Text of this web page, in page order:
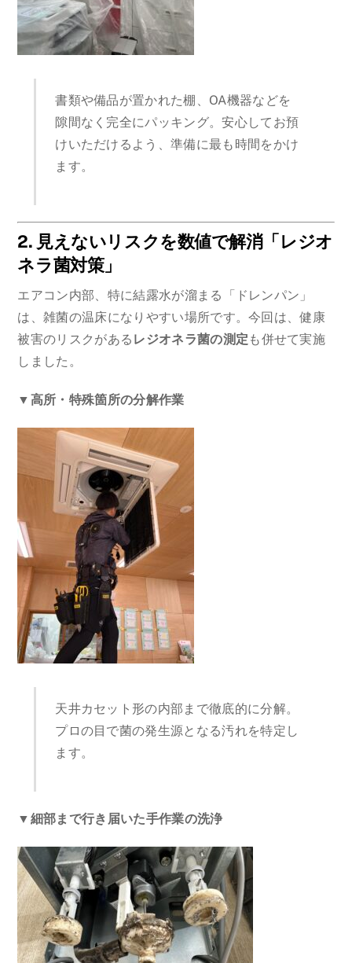
書類や備品が置かれた棚、OA機器などを
隙間なく完全にパッキング。安心してお預
けいただけるよう、準備に最も時間をかけ
ます。
2. 見えないリスクを数値で解消「レジオ
ネラ菌対策」
エアコン内部、特に結露水が溜まる「ドレンパン」
は、雑菌の温床になりやすい場所です。今回は、健康
被害のリスクがある レジオネラ菌の測定 も併せて実施
しました。
▼高所・特殊箇所の分解作業
天井カセット形の内部まで徹底的に分解。
プロの目で菌の発生源となる汚れを特定し
ます。
▼細部まで行き届いた手作業の洗浄